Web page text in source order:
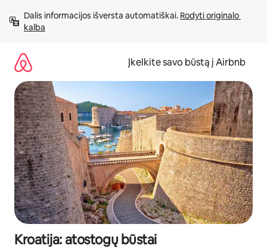
prie
turinio
Dalis informacijos išversta automatiškai. Rodyti originalo
kalba
Įkelkite savo būstą į Airbnb
Kroatija: atostogų būstai